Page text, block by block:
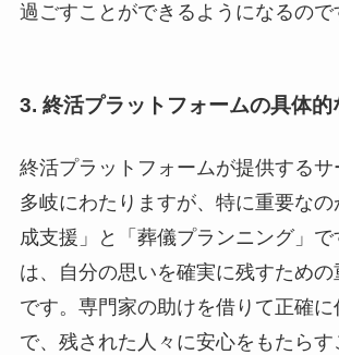
過ごすことができるようになるので
3. 終活プラットフォームの具体的
終活プラットフォームが提供するサ
多岐にわたりますが、特に重要な
成支援」と「葬儀プランニング」
は、自分の思いを確実に残すため
です。専門家の助けを借りて正確に
で、残された人々に安心をもたらす